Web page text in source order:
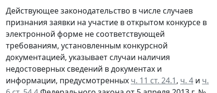
Действующее законодательство в числе случаев
признания заявки на участие в открытом конкурсе в
электронной форме не соответствующей
требованиям, установленным конкурсной
документацией, указывает случаи наличия
недостоверных сведений в документах и
информации, предусмотренных ч. 11 ст. 24.1, ч. 4 и ч.